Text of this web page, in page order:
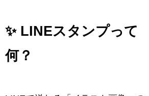
✨ LINEスタンプって
何？